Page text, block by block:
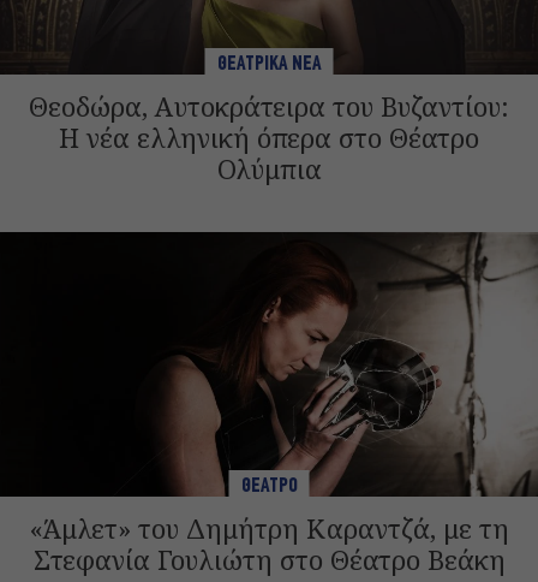
ΘΕΑΤΡΙΚΑ ΝΕΑ
Θεοδώρα, Αυτοκράτειρα του Βυζαντίου:
Η νέα ελληνική όπερα στο Θέατρο
Ολύμπια
ΘΕΑΤΡΟ
«Άμλετ» του Δημήτρη Καραντζά, με τη
Στεφανία Γουλιώτη στο Θέατρο Βεάκη